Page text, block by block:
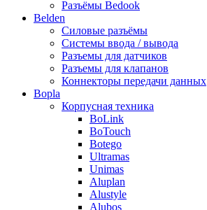
Разъёмы Bedook
Belden
Силовые разъёмы
Системы ввода / вывода
Разъемы для датчиков
Разъемы для клапанов
Коннекторы передачи данных
Bopla
Корпусная техника
BoLink
BoTouch
Botego
Ultramas
Unimas
Aluplan
Alustyle
Alubos